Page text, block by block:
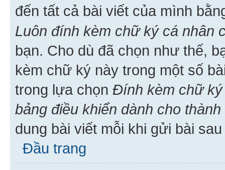
đến tất cả bài viết của mình
Luôn đính kèm chữ ký cá nhân
bạn. Cho dù đã chọn như thế,
kèm chữ ký này trong một số
trong lựa chọn Đính kèm chữ
bảng điều khiển dành cho
dung bài viết mỗi khi gửi bài sau
Đầu trang